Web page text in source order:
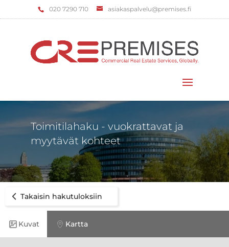
‌020 7290 710 asiakaspalvelu@premises.fi
Toimitilahaku - vuokrattavat ja
myytävät kohteet
Takaisin hakutuloksiin
Kuvat Kartta